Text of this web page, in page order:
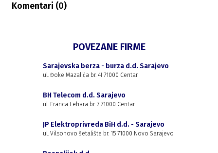
Komentari (0)
POVEZANE FIRME
Sarajevska berza - burza d.d. Sarajevo
ul. Đoke Mazalića br. 4I 71000 Centar
BH Telecom d.d. Sarajevo
ul. Franca Lehara br. 7 71000 Centar
JP Elektroprivreda BiH d.d. - Sarajevo
ul. Vilsonovo šetalište br. 15 71000 Novo Sarajevo